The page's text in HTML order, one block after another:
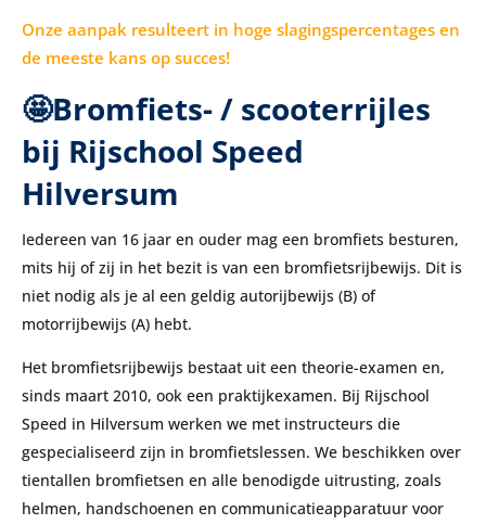
Onze aanpak resulteert in hoge slagingspercentages en
de meeste kans op succes!
🤩Bromfiets- / scooterrijles
bij Rijschool Speed
Hilversum
Iedereen van 16 jaar en ouder mag een bromfiets besturen,
mits hij of zij in het bezit is van een bromfietsrijbewijs. Dit is
niet nodig als je al een geldig autorijbewijs (B) of
motorrijbewijs (A) hebt.
Het bromfietsrijbewijs bestaat uit een theorie-examen en,
sinds maart 2010, ook een praktijkexamen. Bij Rijschool
Speed in Hilversum werken we met instructeurs die
gespecialiseerd zijn in bromfietslessen. We beschikken over
tientallen bromfietsen en alle benodigde uitrusting, zoals
helmen, handschoenen en communicatieapparatuur voor